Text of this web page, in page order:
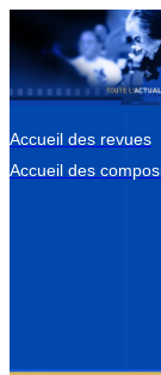
Accueil des revues
Accueil des